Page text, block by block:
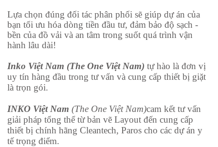
Lựa chọn đúng đối tác phân phối sẽ giúp dự án của
bạn tối ưu hóa dòng tiền đầu tư, đảm bảo độ sạch -
bền của đồ vải và an tâm trong suốt quá trình vận
hành lâu dài!
Inko Việt Nam (The One Việt Nam) tự hào là đơn vị
uy tín hàng đầu trong tư vấn và cung cấp thiết bị giặt
là trọn gói.
INKO Việt Nam (The One Việt Nam)cam kết tư vấn
giải pháp tổng thể từ bản vẽ Layout đến cung cấp
thiết bị chính hãng Cleantech, Paros cho các dự án y
tế trọng điểm.